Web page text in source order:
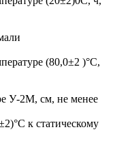
(80,0±2 )°С,
У-2М, см, не менее
к статическому